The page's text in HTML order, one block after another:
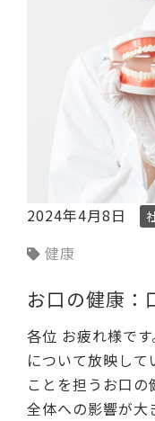
2024年4月8日
健康
お口の健康：
各位 お疲れ様で
について放映し
ことを担うお口
全体への影響が